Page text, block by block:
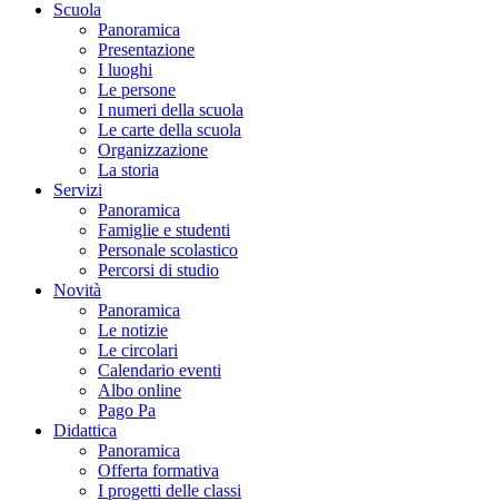
Scuola
Panoramica
Presentazione
I luoghi
Le persone
I numeri della scuola
Le carte della scuola
Organizzazione
La storia
Servizi
Panoramica
Famiglie e studenti
Personale scolastico
Percorsi di studio
Novità
Panoramica
Le notizie
Le circolari
Calendario eventi
Albo online
Pago Pa
Didattica
Panoramica
Offerta formativa
I progetti delle classi